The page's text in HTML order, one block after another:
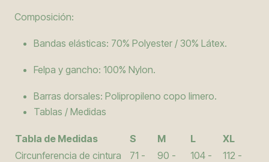
Composición:
Bandas elásticas: 70% Polyester / 30% Látex.
Felpa y gancho: 100% Nylon.
Barras dorsales: Polipropileno copo limero.
Tablas / Medidas
Tabla de Medidas S M L
XL
Circunferencia de cintura
71 -
90 -
104 -
112 -